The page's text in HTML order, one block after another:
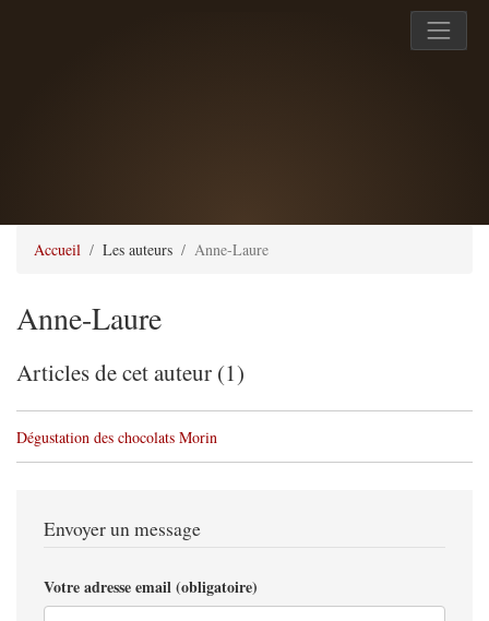
Accueil Les auteurs Anne-Laure
Anne-Laure
Articles de cet auteur (1)
Dégustation des chocolats Morin
Envoyer un message
Votre adresse email (obligatoire)